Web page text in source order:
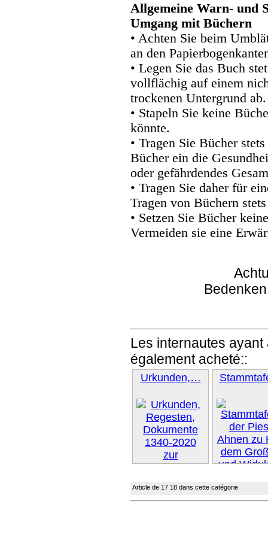
Allgemeine Warn- und
Umgang mit Büchern
• Achten Sie beim
an den
• Legen Sie das Buch
vollflächig auf einem
trockenen Untergrund ab.
• Stapeln Sie keine
könnte.
• Tragen Sie Bücher
Bücher ein die
oder gefährdendes
• Tragen Sie daher für
Tragen von Büchern
• Setzen Sie Bücher
Vermeiden sie eine
Les internautes
également acheté::
Urkunden,…
Article de 17 18 dans cette catégorie